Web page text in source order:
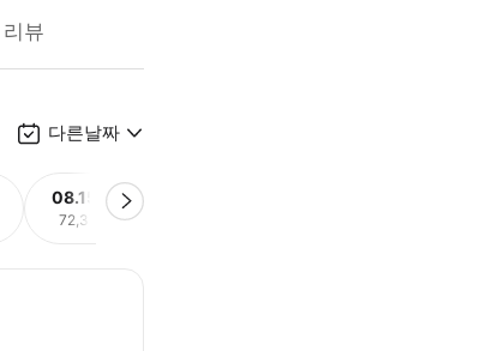
리뷰
다른날짜
08.15(토)
72,370원